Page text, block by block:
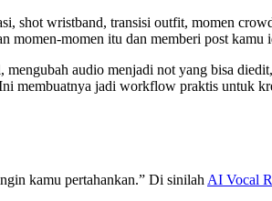
shot wristband, transisi outfit, momen
momen-momen itu dan memberi post kamu
audio menjadi not yang bisa
membuatnya jadi workflow praktis untuk
kamu pertahankan.” Di sinilah AI Vocal